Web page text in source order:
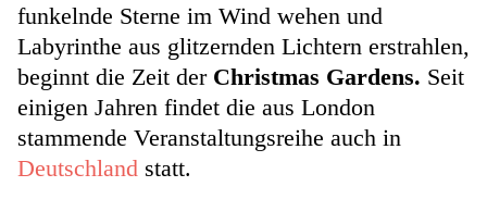
funkelnde Sterne im Wind wehen und
Labyrinthe aus glitzernden Lichtern erstrahlen,
beginnt die Zeit derChristmas Gardens. Seit
einigen Jahren findet die aus London
stammende Veranstaltungsreihe auch in
Deutschland statt.